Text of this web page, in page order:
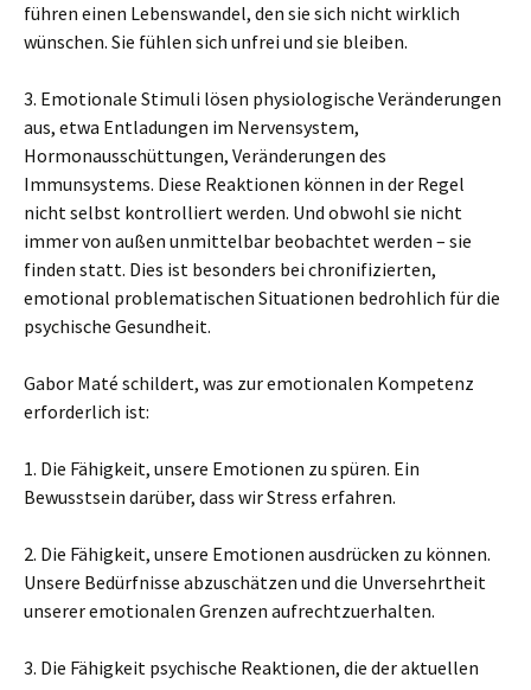
führen einen Lebenswandel, den sie sich nicht wirklich
wünschen. Sie fühlen sich unfrei und sie bleiben.
3. Emotionale Stimuli lösen physiologische Veränderungen
aus, etwa Entladungen im Nervensystem,
Hormonausschüttungen, Veränderungen des
Immunsystems. Diese Reaktionen können in der Regel
nicht selbst kontrolliert werden. Und obwohl sie nicht
immer von außen unmittelbar beobachtet werden – sie
finden statt. Dies ist besonders bei chronifizierten,
emotional problematischen Situationen bedrohlich für die
psychische Gesundheit.
Gabor Maté schildert, was zur emotionalen Kompetenz
erforderlich ist:
1. Die Fähigkeit, unsere Emotionen zu spüren. Ein
Bewusstsein darüber, dass wir Stress erfahren.
2. Die Fähigkeit, unsere Emotionen ausdrücken zu können.
Unsere Bedürfnisse abzuschätzen und die Unversehrtheit
unserer emotionalen Grenzen aufrechtzuerhalten.
3. Die Fähigkeit psychische Reaktionen, die der aktuellen